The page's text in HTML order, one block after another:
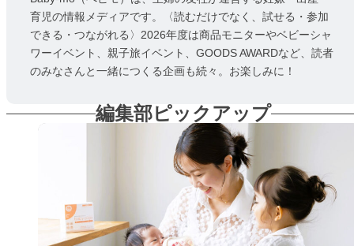
育児の情報メディアです。〈読むだけでなく、試せる・参加
できる・つながれる〉2026年度は商品モニターやベビーシャ
ワーイベント、親子旅イベント、GOODS AWARDなど、読者
のみなさんと一緒につくる企画も続々。お楽しみに！
編集部ピックアップ